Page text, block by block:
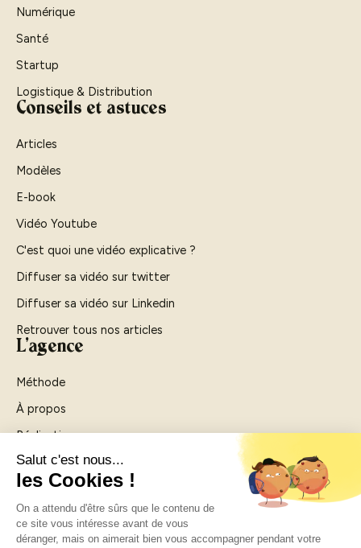
Numérique
Santé
Startup
Logistique & Distribution
Conseils et astuces
Articles
Modèles
E-book
Vidéo Youtube
C'est quoi une vidéo explicative ?
Diffuser sa vidéo sur twitter
Diffuser sa vidéo sur Linkedin
Retrouver tous nos articles
L'agence
Méthode
À propos
Réalisations
Agence vidéo Rouen
Agence vidéo Paris
Contactez-nous